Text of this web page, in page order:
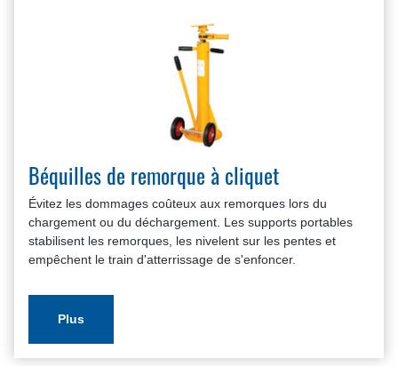
Béquilles de remorque à cliquet
Évitez les dommages coûteux aux remorques lors du
chargement ou du déchargement. Les supports portables
stabilisent les remorques, les nivelent sur les pentes et
empêchent le train d'atterrissage de s'enfoncer.
Plus